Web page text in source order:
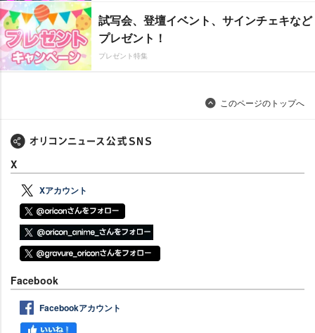
試写会、登壇イベント、サインチェキなど
プレゼント！
プレゼント特集
このページのトップへ
X
Xアカウント
Facebook
Facebookアカウント